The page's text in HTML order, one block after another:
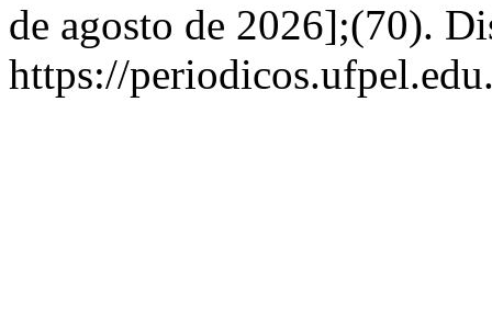
de agosto de 2026];(70).
https://